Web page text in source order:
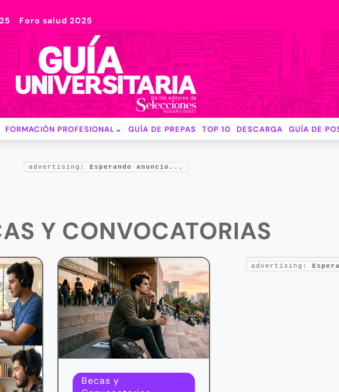
Foro salud 2025
FORMACIÓN PROFESIONAL GUÍA DE PREPAS TOP 10 DESCARGA GUÍA DE
advertising: Esperando anuncio...
Y CONVOCATORIAS
Becas y
advertising: